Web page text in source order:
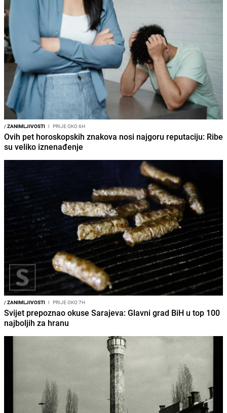
/ZANIMLJIVOSTI I PRIJE OKO 6H
Ovih pet horoskopskih znakova nosi najgoru reputaciju: Ribe
su veliko iznenađenje
/ZANIMLJIVOSTI I PRIJE OKO 7H
Svijet prepoznao okuse Sarajeva: Glavni grad BiH u top 100
najboljih za hranu